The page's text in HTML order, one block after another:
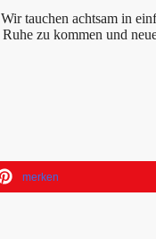
tauchen achtsam in
zu kommen und
merken